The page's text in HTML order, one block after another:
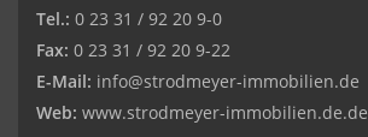
Tel.: 0 23 31 / 92 20 9-0
Fax: 0 23 31 / 92 20 9-22
E-Mail: info@strodmeyer-immobilien.de
Web: www.strodmeyer-immobilien.de.de